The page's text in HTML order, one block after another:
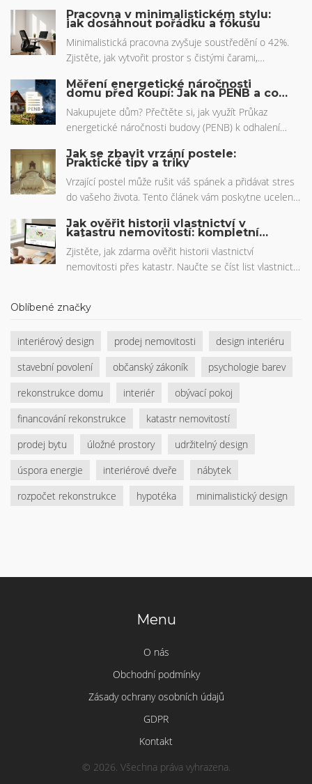
Pracovna v minimalistickém stylu:
jak dosáhnout pořádku a fókusu
Minimalistická pracovna zvyšuje soustředění o 42%.
Zjistěte, jak vytvořit prostor s čistými čarami,
bude podporovat při práci z domova.
Měření energetické náročnosti
domu před koupí: Jak na PENB a co
skryté hodnoty odhalí
Nakupujete dům? Přečtěte si, jak využít Průkaz
energetické náročnosti budovy (PENB) k odhalení
vyjednat slevu a připravit se na nové zákony od roku
Jak se zbavit vrzání postele:
Praktické tipy a triky
Vrzající postel může rušit váš spánek a přidávat stres
do vašeho života. Tento článek vám poskytne ucelený
Naučíte se, jak identifikovat příčiny vrzání a jak je řešit
praktické rady a tipy, které zlepší vaši noc a zajistí
klidný a tichý spánek.
Jak ověřit historii vlastnictví v
katastru nemovitostí: kompletní
průvodce pro každého
Zjistěte, jak zdarma ověřit historii vlastnictví
nemovitosti přes katastr. Naučte se číst list vlastnictví,
Oblíbené značky
interiérový design prodej nemovitosti
design interiéru
stavební povolení
občanský zákoník
psychologie barev
rekonstrukce domu
interiér
obývací pokoj
financování rekonstrukce
katastr nemovitostí
prodej bytu
úložné prostory
udržitelný design
úspora energie
interiérové dveře
nábytek
rozpočet rekonstrukce
hypotéka minimalistický design
Menu
O nás
Obchodní podmínky
Zásady ochrany osobních údajů
GDPR
Kontakt
© 2026. Všechna práva vyhrazena.